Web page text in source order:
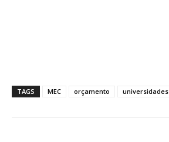
TAGS MEC orçamento universidades